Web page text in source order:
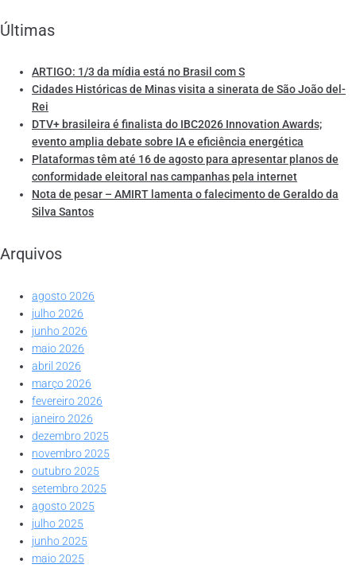
Últimas
ARTIGO: 1/3 da mídia está no Brasil com S
Cidades Históricas de Minas visita a sinerata de São João del-
Rei
DTV+ brasileira é finalista do IBC2026 Innovation Awards;
evento amplia debate sobre IA e eficiência energética
Plataformas têm até 16 de agosto para apresentar planos de
conformidade eleitoral nas campanhas pela internet
Nota de pesar – AMIRT lamenta o falecimento de Geraldo da
Silva Santos
Arquivos
agosto 2026
julho 2026
junho 2026
maio 2026
abril 2026
março 2026
fevereiro 2026
janeiro 2026
dezembro 2025
novembro 2025
outubro 2025
setembro 2025
agosto 2025
julho 2025
junho 2025
maio 2025